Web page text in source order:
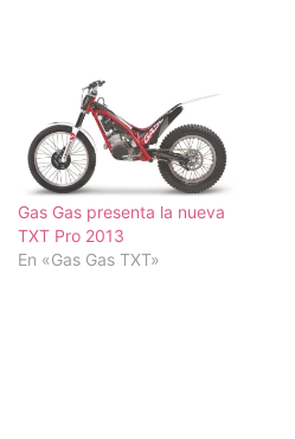
Gas Gas presenta la nueva
TXT Pro 2013
En «Gas Gas TXT»